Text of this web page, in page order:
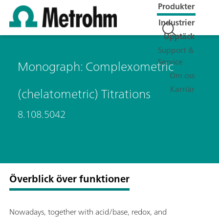
Produkter
Industrier
Upptäck
Support &
Service
Om oss
Karriär
Monograph: Complexometric
(chelatometric) Titrations
8.108.5042
Överblick över funktioner
Nowadays, together with acid/base, redox, and